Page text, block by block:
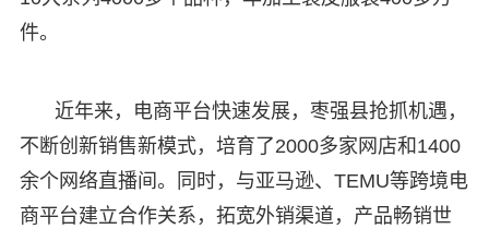
件。
近年来，电商平台快速发展，枣强县抢抓机遇，
不断创新销售新模式，培育了2000多家网店和1400
余个网络直播间。同时，与亚马逊、TEMU等跨境电
商平台建立合作关系，拓宽外销渠道，产品畅销世